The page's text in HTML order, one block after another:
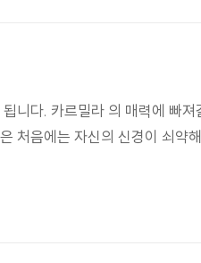
니다. 카르밀라 의 매력에 빠
처음에는 자신의 신경이 쇠약